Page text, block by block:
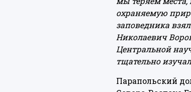
охраняемую
заповедника
Николаевич
Центральной
тщательно
Парапольский